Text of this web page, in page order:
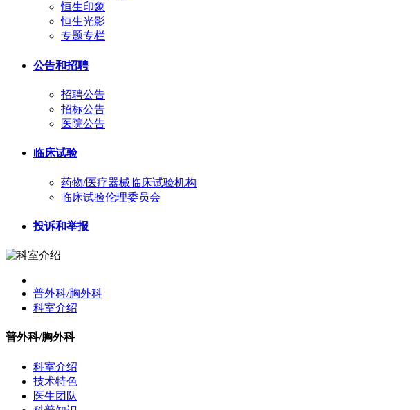
恒生印象
恒生光影
专题专栏
公告和招聘
招聘公告
招标公告
医院公告
临床试验
药物/医疗器械临床试验机构
临床试验伦理委员会
投诉和举报
普外科/胸外科
科室介绍
普外科/胸外科
科室介绍
技术特色
医生团队